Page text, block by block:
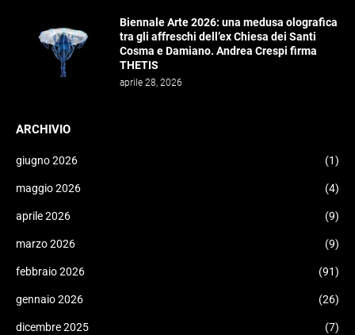
Biennale Arte 2026: una medusa olografica
tra gli affreschi dell’ex Chiesa dei Santi
Cosma e Damiano. Andrea Crespi firma
THETIS
aprile 28, 2026
ARCHIVIO
giugno 2026 (1)
maggio 2026 (4)
aprile 2026 (9)
marzo 2026 (9)
febbraio 2026 (91)
gennaio 2026 (26)
dicembre 2025 (7)